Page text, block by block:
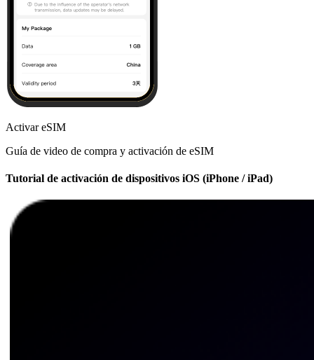
Activar eSIM
Guía de video de compra y activación de eSIM
Tutorial de activación de dispositivos iOS (iPhone / iPad)